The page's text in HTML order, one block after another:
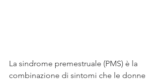
La sindrome premestruale (PMS) è la
combinazione di sintomi che le donne